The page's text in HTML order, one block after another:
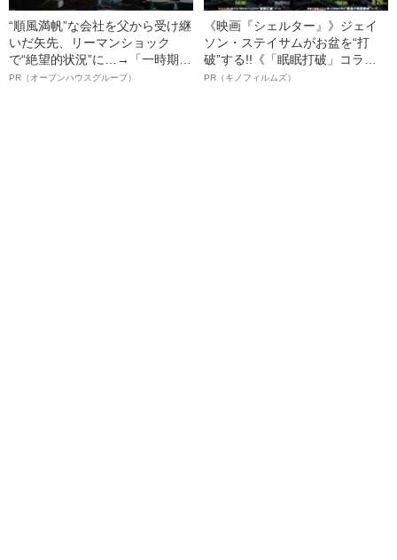
“順風満帆”な会社を父から受け継
いだ矢先、リーマンショック
で“絶望的状況”に…→「一時期は
納品3年待ち」のヒット商品を生
PR（オープンハウスグループ）
《映画『シェルター』》ジェイ
ソン・ステイサムがお盆を“打
破”する!!《「眠眠打破」コラ
ボ》
PR（キノフィルムズ）